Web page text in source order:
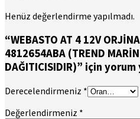
Henüz değerlendirme yapılmadı.
“WEBASTO AT 4 12V
4812654ABA (TREND
DAĞITICISIDIR)” için
Derecelendirmeniz *
Değerlendirmeniz *